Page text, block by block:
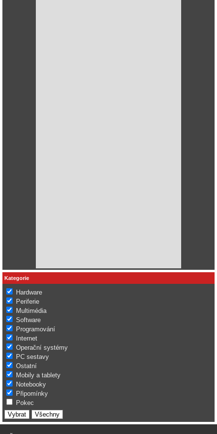
Kategorie
Hardware
Periferie
Multimédia
Software
Programování
Internet
Operační systémy
PC sestavy
Ostatní
Mobily a tablety
Notebooky
Připomínky
Pokec